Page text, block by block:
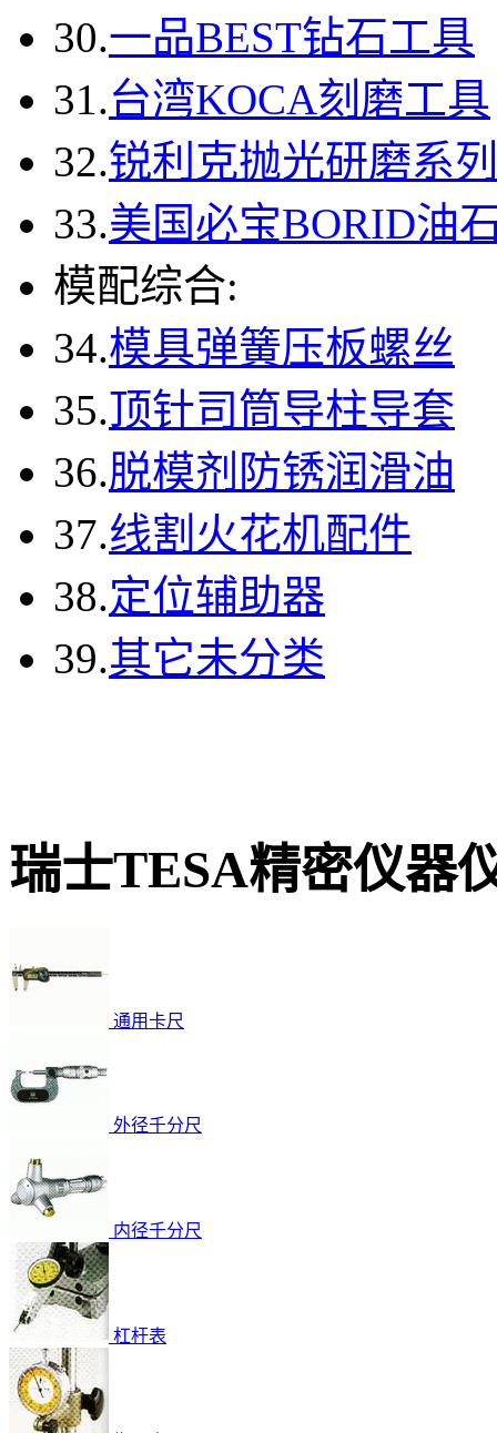
30.一品BEST钻石工具
31.台湾KOCA刻磨工具
32.锐利克抛光研磨系列
33.美国必宝BORID油
模配综合:
34.模具弹簧压板螺丝
35.顶针司筒导柱导套
36.脱模剂防锈润滑油
37.线割火花机配件
38.定位辅助器
39.其它未分类
瑞士TESA精密仪器
通用卡尺
外径千分尺
内径千分尺
杠杆表